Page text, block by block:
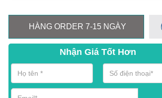
HÀNG ORDER 7-15 NGÀY
Nhận Giá Tốt Hơn